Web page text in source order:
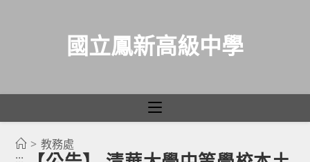
國立鳳新高級中學
> 教務處